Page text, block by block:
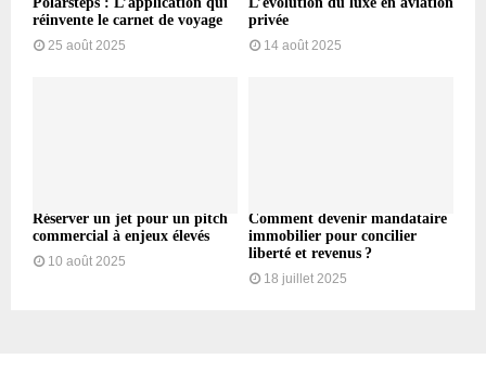
réinvente le carnet de voyage
25 août 2025
privée
14 août 2025
Réserver un jet pour un pitch
commercial à enjeux élevés
10 août 2025
Comment devenir mandataire
immobilier pour concilier
liberté et revenus ?
18 juillet 2025